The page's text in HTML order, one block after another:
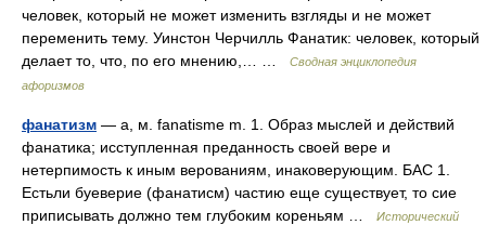
человек, который не может изменить взгляды и не может
переменить тему. Уинстон Черчилль Фанатик: человек, который
делает то, что, по его мнению,… …
Сводная энциклопедия
афоризмов
фанатизм — а, м. fanatisme m. 1. Образ мыслей и действий
фанатика; исступленная преданность своей вере и
нетерпимость к иным верованиям, инаковерующим. БАС 1.
Естьли буеверие (фанатисм) частию еще существует, то сие
приписывать должно тем глубоким кореньям …
Исторический